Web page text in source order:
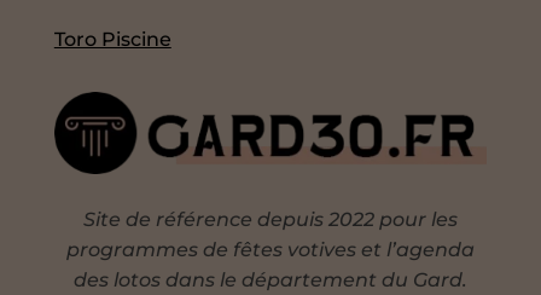
Toro Piscine
Site de référence depuis 2022 pour les
programmes de fêtes votives et l’agenda
des lotos dans le département du Gard.